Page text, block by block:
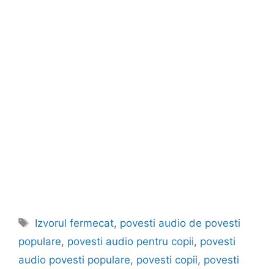
Etichete
Izvorul fermecat, povesti audio de povesti
populare, povesti audio pentru copii, povesti
audio povesti populare, povesti copii, povesti